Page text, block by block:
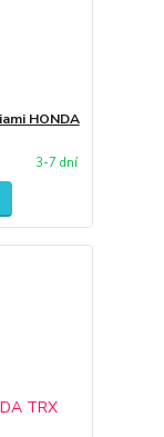
HONDA
3-7 dní